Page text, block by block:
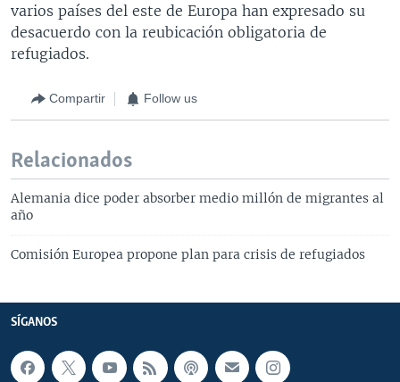
varios países del este de Europa han expresado su
desacuerdo con la reubicación obligatoria de
refugiados.
Compartir Follow us
Relacionados
Alemania dice poder absorber medio millón de migrantes al
año
Comisión Europea propone plan para crisis de refugiados
SÍGANOS